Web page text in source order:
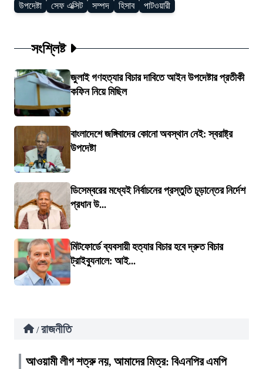
উপদেষ্টা সেফ এক্সিট সম্পদ হিসাব পাটওয়ারী
সংশ্লিষ্ট
জুলাই গণহত্যার বিচার দাবিতে আইন উপদেষ্টার প্রতীকী
কফিন নিয়ে মিছিল
বাংলাদেশে জঙ্গিবাদের কোনো অবস্থান নেই: স্বরাষ্ট্র
উপদেষ্টা
ডিসেম্বরের মধ্যেই নির্বাচনের প্রস্তুতি চূড়ান্তের নির্দেশ
প্রধান উ...
মিটফোর্ডে ব্যবসায়ী হত্যার বিচার হবে দ্রুত বিচার
ট্রাইব্যুনালে: আই...
/ রাজনীতি
আওয়ামী লীগ শত্রু নয়, আমাদের মিত্র: বিএনপির এমপি